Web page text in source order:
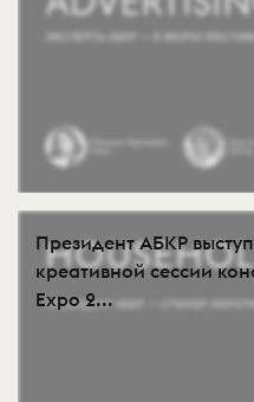
Президент АБКР
креативной сессии
Expo 2...